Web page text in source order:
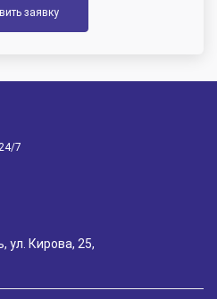
заявку
7
ул. Кирова, 25,